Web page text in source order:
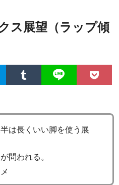
ス展望（ラップ傾
は長くいい脚を使う展
問われる。